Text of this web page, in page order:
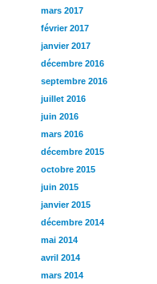
mars 2017
février 2017
janvier 2017
décembre 2016
septembre 2016
juillet 2016
juin 2016
mars 2016
décembre 2015
octobre 2015
juin 2015
janvier 2015
décembre 2014
mai 2014
avril 2014
mars 2014